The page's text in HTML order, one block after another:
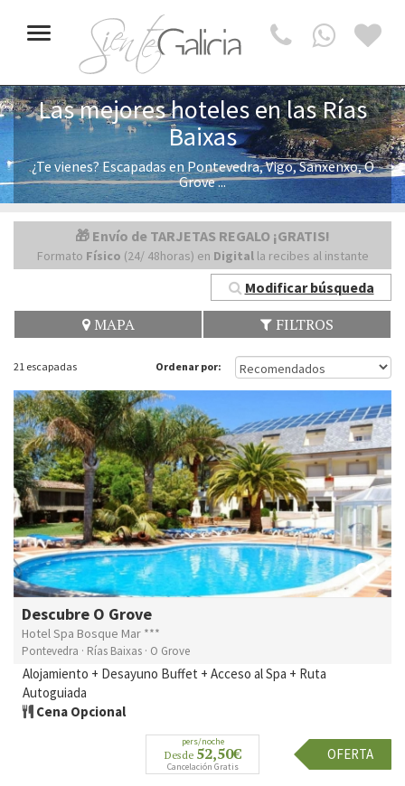
Toggle
navigation
Las mejores hoteles en las Rías
Baixas
¿Te vienes? Escapadas en Pontevedra, Vigo, Sanxenxo, O
Grove ...
🎁 Envío de TARJETAS REGALO ¡GRATIS!
Formato Físico (24/ 48horas) en Digitalla recibes al instante
Modificar búsqueda
MAPA FILTROS
21 escapadas Ordenar por:
Descubre O Grove
Hotel Spa Bosque Mar ***
Pontevedra · Rías Baixas · O Grove
Alojamiento + Desayuno Buffet + Acceso al Spa + Ruta
Autoguiada
Cena Opcional
pers/noche
Desde 52,50€
Cancelación Gratis
OFERTA